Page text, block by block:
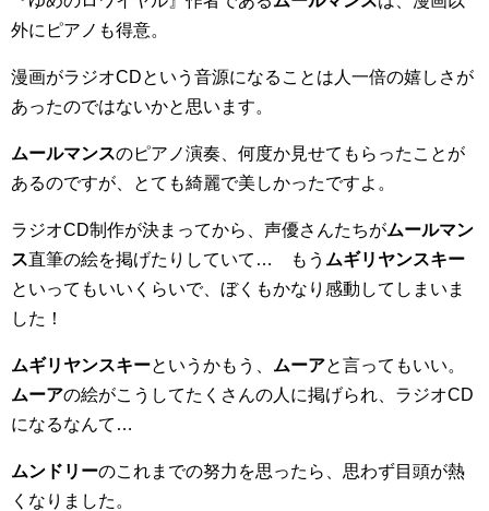
外にピアノも得意。
漫画がラジオCDという音源になることは人一倍の嬉しさが
あったのではないかと思います。
ムールマンスのピアノ演奏、何度か見せてもらったことが
あるのですが、とても綺麗で美しかったですよ。
ラジオCD制作が決まってから、声優さんたちがムールマン
ス直筆の絵を掲げたりしていて… もう ムギリヤンスキー
といってもいいくらいで、ぼくもかなり感動してしまいま
した！
ムギリヤンスキーというかもう、 ムーアと言ってもいい。
ムーアの絵がこうしてたくさんの人に掲げられ、ラジオCD
になるなんて…
ムンドリーのこれまでの努力を思ったら、思わず目頭が熱
くなりました。